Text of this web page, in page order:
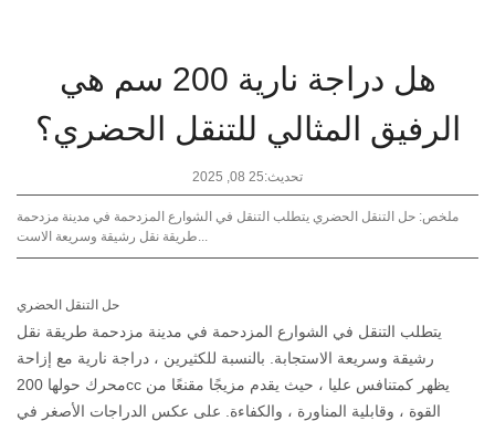
هل دراجة نارية 200 سم هي
الرفيق المثالي للتنقل الحضري؟
تحديث:25 08, 2025
ملخص: حل التنقل الحضري يتطلب التنقل في الشوارع المزدحمة في مدينة مزدحمة
طريقة نقل رشيقة وسريعة الاست...
حل التنقل الحضري
يتطلب التنقل في الشوارع المزدحمة في مدينة مزدحمة طريقة نقل
رشيقة وسريعة الاستجابة. بالنسبة للكثيرين ، دراجة نارية مع إزاحة
محرك حولها200cc يظهر كمتنافس عليا ، حيث يقدم مزيجًا مقنعًا من
القوة ، وقابلية المناورة ، والكفاءة. على عكس الدراجات الأصغر في